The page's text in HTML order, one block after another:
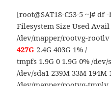
[root@SAT18-C53-5 ~]# df -
Filesystem Size Used
/dev/mapper/rootvg-rootlv
427G 2.4G 403G 1% /
tmpfs 1.9G 0 1.9G 0% /dev/
/dev/sda1 239M 33M 194M